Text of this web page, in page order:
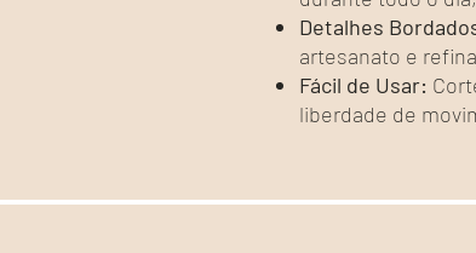
Detalhes
artesanato e
Fácil de Usar:
liberdade de